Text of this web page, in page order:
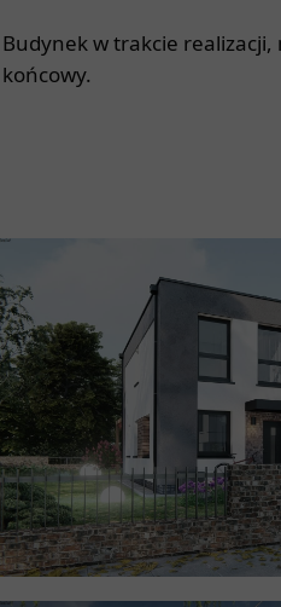
Budynek w trakcie
końcowy.